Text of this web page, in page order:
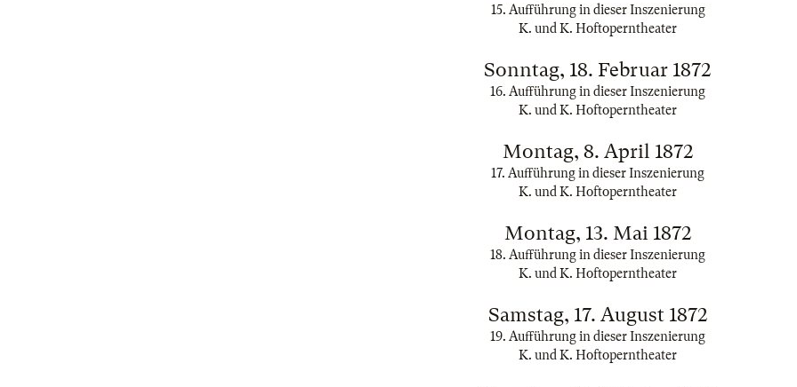
15. Aufführung in dieser Inszenierung
K. und K. Hoftoperntheater
Sonntag, 18. Februar 1872
16. Aufführung in dieser Inszenierung
K. und K. Hoftoperntheater
Montag, 8. April 1872
17. Aufführung in dieser Inszenierung
K. und K. Hoftoperntheater
Montag, 13. Mai 1872
18. Aufführung in dieser Inszenierung
K. und K. Hoftoperntheater
Samstag, 17. August 1872
19. Aufführung in dieser Inszenierung
K. und K. Hoftoperntheater